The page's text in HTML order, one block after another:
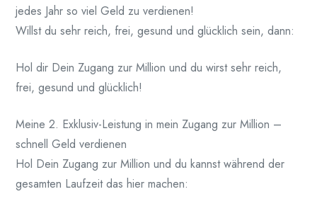
jedes Jahr so viel Geld zu verdienen!
Willst du sehr reich, frei, gesund und glücklich sein, dann:
Hol dir Dein Zugang zur Million und du wirst sehr reich,
frei, gesund und glücklich!
Meine 2. Exklusiv-Leistung in mein Zugang zur Million –
schnell Geld verdienen
Hol Dein Zugang zur Million und du kannst während der
gesamten Laufzeit das hier machen: